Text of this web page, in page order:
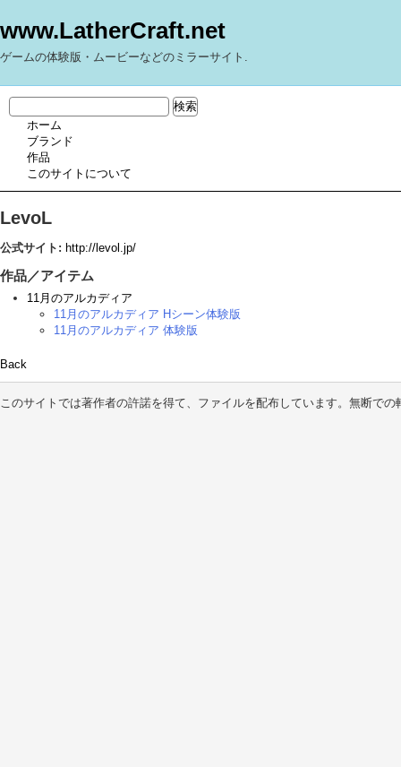
www.LatherCraft.net
ゲームの体験版・ムービーなどのミラーサイト.
ホーム
ブランド
作品
このサイトについて
LevoL
公式サイト: http://levol.jp/
作品／アイテム
11月のアルカディア
11月のアルカディア Hシーン体験版
11月のアルカディア 体験版
Back
このサイトでは著作者の許諾を得て、ファイルを配布しています。無断での